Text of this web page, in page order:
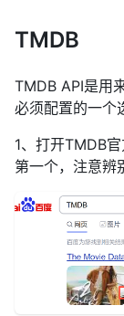
TMDB
TMDB API是用
必须配置的一个
1、打开TMDB
第一个，注意辨